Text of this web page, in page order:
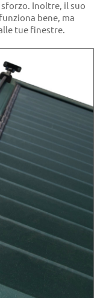
Inoltre, il suo
bene, ma
tue finestre.